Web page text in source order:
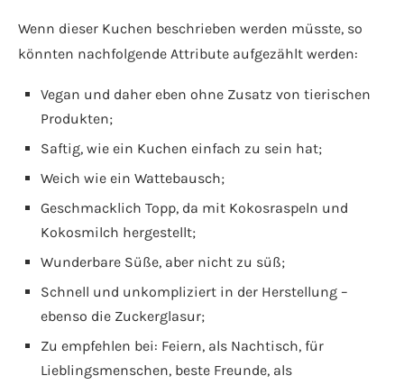
Wenn dieser Kuchen beschrieben werden müsste, so
könnten nachfolgende Attribute aufgezählt werden:
Vegan und daher eben ohne Zusatz von tierischen
Produkten;
Saftig, wie ein Kuchen einfach zu sein hat;
Weich wie ein Wattebausch;
Geschmacklich Topp, da mit Kokosraspeln und
Kokosmilch hergestellt;
Wunderbare Süße, aber nicht zu süß;
Schnell und unkompliziert in der Herstellung –
ebenso die Zuckerglasur;
Zu empfehlen bei: Feiern, als Nachtisch, für
Lieblingsmenschen, beste Freunde, als